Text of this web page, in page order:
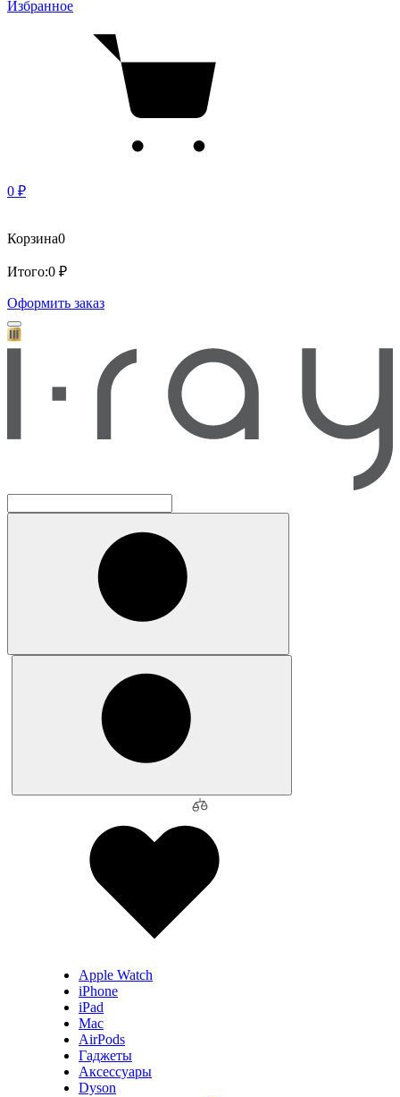
Избранное
0 ₽
Корзина0
Итого:0 ₽
Оформить заказ
Apple Watch
iPhone
iPad
Mac
AirPods
Гаджеты
Аксессуары
Dyson